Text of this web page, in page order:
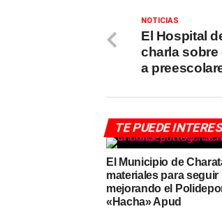
NOTICIAS
El Hospital
charla
a
TE PUEDE
El Municipio de
materiales para seguir
mejorando el
«Hacha» Apud